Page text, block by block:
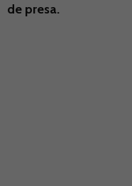
de presa.